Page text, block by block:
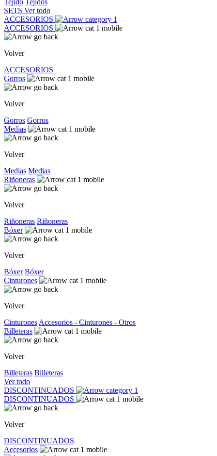
Tejido Tejidos
SETS Ver todo
ACCESORIOS
ACCESORIOS
Volver
ACCESORIOS
Gorros
Volver
Gorros Gorros
Medias
Volver
Medias Medias
Riñoneras
Volver
Riñoneras Riñoneras
Bóxer
Volver
Bóxer Bóxer
Cinturones
Volver
Cinturones Accesorios - Cinturones - Otros
Billeteras
Volver
Billeteras Billeteras
Ver todo
DISCONTINUADOS
DISCONTINUADOS
Volver
DISCONTINUADOS
Accesorios